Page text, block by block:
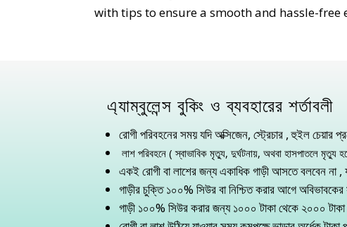
with tips to ensure a smooth and hassle-free
এ্যাম্বুলেন্স বুকিং ও ব্যবহারের শর্তাবলী
রোগী পরিবহনের সময় যদি অক্সিজেন, স্ট্রেচার , হুইল
লাশ পরিবহনে ( স্বাভাবিক মৃত্যু, দুর্ঘটনায়, অথবা হাসপাতলে
একই রোগী বা লাশের জন্য একাধিক গাড়ী আসতে বলবেন না ,
গাড়ীর চুক্তি ১০০% সিউর বা নিশ্চিত করার আগে
গাড়ী ১০০% সিউর করার জন্য ১০০০ টাকা থেকে ২০০০ টাকা